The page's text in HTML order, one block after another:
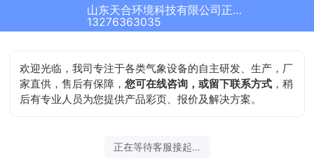
山东天合环境科技有限公司正在为您服务
13276363035
欢迎光临，我司专注于各类气象设备的自主研发、生产，厂
家直供，售后有保障，您可在线咨询，或留下联系方式 ，稍
后有专业人员为您提供产品彩页、报价及解决方案。
正在等待客服接起...